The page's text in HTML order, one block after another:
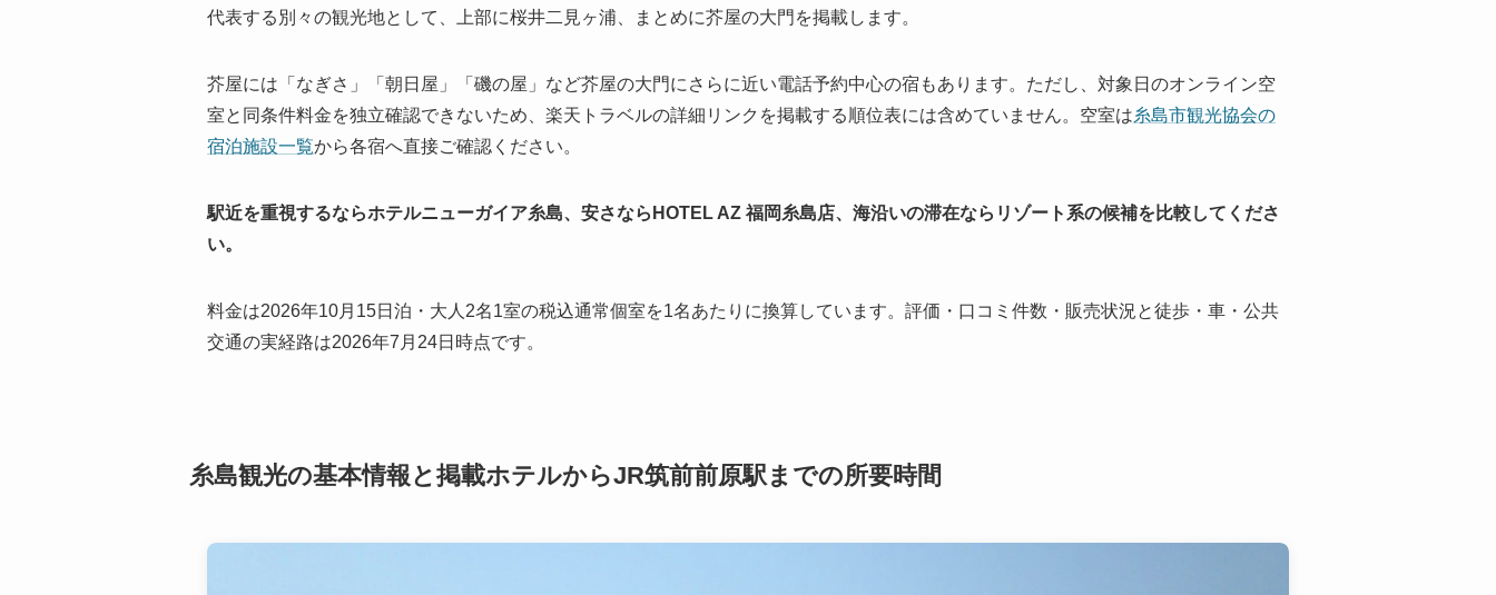
代表する別々の観光地として、上部に桜井二見ヶ浦、まとめに芥屋の大門を掲載します。
芥屋には「なぎさ」「朝日屋」「磯の屋」など芥屋の大門にさらに近い電話予約中心の宿もあります。ただし、対象日のオンライン空
室と同条件料金を独立確認できないため、楽天トラベルの詳細リンクを掲載する順位表には含めていません。空室は糸島市観光協会の
宿泊施設一覧から各宿へ直接ご確認ください。
駅近を重視するならホテルニューガイア糸島、安さならHOTEL AZ 福岡糸島店、海沿いの滞在ならリゾート系の候補を比較してくださ
い。
料金は2026年10月15日泊・大人2名1室の税込通常個室を1名あたりに換算しています。評価・口コミ件数・販売状況と徒歩・車・公共
交通の実経路は2026年7月24日時点です。
糸島観光の基本情報と掲載ホテルからJR筑前前原駅までの所要時間